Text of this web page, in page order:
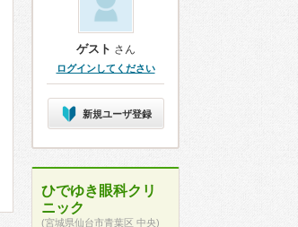
ゲスト さん
ログインしてください
新規ユーザ登録
ひでゆき眼科クリ
ニック
(宮城県仙台市青葉区 中央)